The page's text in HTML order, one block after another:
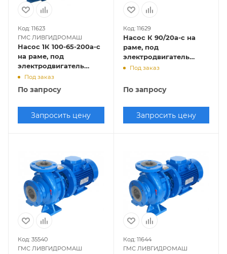
Код: 11623
ГМС ЛИВГИДРОМАШ
Насос 1К 100-65-200а-с
на раме, под
электродвигатель
18,5х3000
Под заказ
По запросу
Запросить цену
Код: 11629
Насос К 90/20а-с на
раме, под
электродвигатель
5,5х3000
Под заказ
По запросу
Запросить цену
Код: 35540
ГМС ЛИВГИДРОМАШ
Код: 11644
ГМС ЛИВГИДРОМАШ